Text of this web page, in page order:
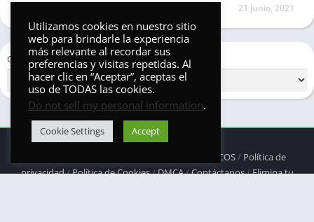
21 junio, 2021
Categorías
ANDRONAUTICOS/ Política de
privacidad/Política de Cookies/DMCA/Contáctanos/Elimina tu
Utilizamos cookies en nuestro sitio
web para brindarle la experiencia
más relevante al recordar sus
preferencias y visitas repetidas. Al
hacer clic en “Aceptar”, aceptas el
uso de TODAS las cookies.
Do not sell my personal information.
Cookie Settings Accept